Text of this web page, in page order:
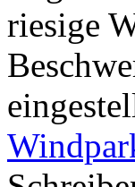
riesige